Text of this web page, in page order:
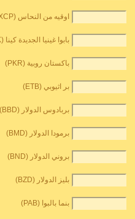
اوقيه من النحاس (XCP)
بابوا غينيا الجديدة كينا (PGK)
باكستان روبية (PKR)
بر اثيوبي (ETB)
بربادوس الدولار (BBD)
برمودا الدولار (BMD)
بروني الدولار (BND)
بليز الدولار (BZD)
بنما بالبوا (PAB)